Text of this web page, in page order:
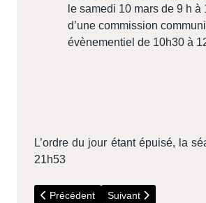
le samedi 10 mars de 9 h
d’une commission
évènementiel de 10h30 à
L’ordre du jour étant épuisé, la
21h53
Article précédent : Conseil Municipal
Précédent Article suivant :
Suivant